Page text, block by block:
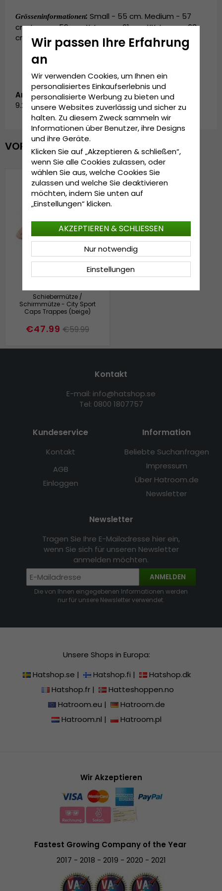
Grösseninformationen: Small - 55 cm. Medium - 57
cm. Large - 59 cm. X-Large - 61 cm. XX-Large - 63
cm.
Artikelnummer:
9.2811-2
VOR KURZEM ANGESEHEN
Schiebermütze /
Schirmmütze - City Sport
Caps Trappes (beige)
€47.99 €59.99
Kontakt
E-mail: info@hatshop.se
Tel: 0800 1807757
Kundeservice
Kontakt
AGB
Einloggen
Information
Beliebte Suchanfragen
Impressum
Über Hatroom.de
Newsletter
Newsletter
Tragen Sie Ihre E-Mailadresse hier ein,
wenn Sie sich für unseren Newsletter
anmelden möchten.
ANMELDEN
Die von Ihnen eingegebenen Informationen werden
nur für unsere Newsletter verwendet.
Unsere Shops in Europa:
Hatshop.se | Hatshop.fi |
Hatshop.dk
Hatshop.fr|
Hatteshoppen.no
Hatroom.eu |
Hatroom.de
Hatroom.nl | Hatroom.pl
Wir Akzeptieren
Fastest Growing Company of the Year
2017 - 2018 - 2019 - 2020 - 2021
Wir passen Ihre Erfahrung
an
Wir verwenden Cookies, um Ihnen ein
personalisiertes Einkaufserlebnis und
personalisierte Werbung zu bieten und
unsere Websites zuverlässig und sicher zu
halten. Zu diesem Zweck sammeln wir
Informationen über Benutzer, ihre Designs
und ihre Geräte.
Klicken Sie auf „Akzeptieren & schließen“,
wenn Sie alle Cookies zulassen, oder
wählen Sie aus, welche Cookies Sie
zulassen und welche Sie deaktivieren
möchten, indem Sie unten auf
„Einstellungen“ klicken.
Einstellungen
Nur notwendig
AKZEPTIEREN & SCHLIESSEN